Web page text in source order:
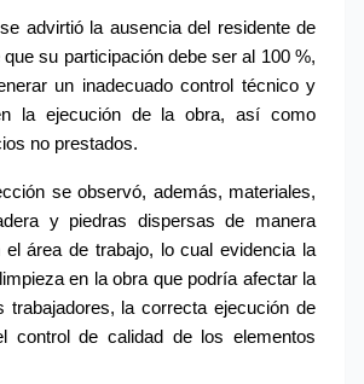
advirtió la ausencia del residente de
su participación debe ser al 100 %,
un inadecuado control técnico y
la ejecución de la obra, así como
no prestados.
se observó, además, materiales,
y piedras dispersas de manera
el área de trabajo, lo cual evidencia la
en la obra que podría afectar la
trabajadores, la correcta ejecución de
control de calidad de los elementos